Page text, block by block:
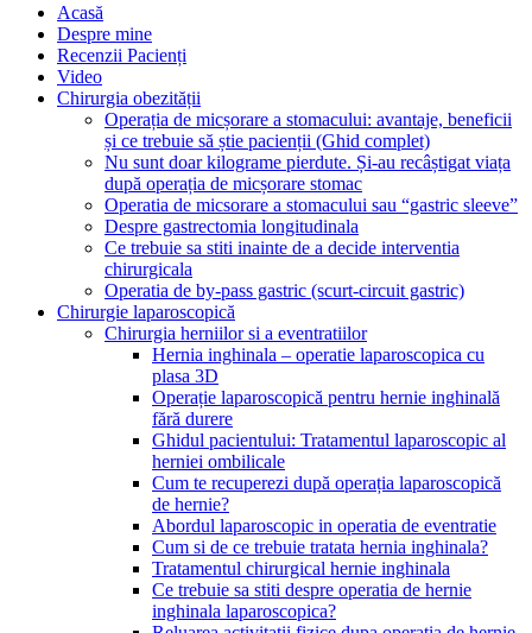
Acasă
Despre mine
Recenzii Pacienți
Video
Chirurgia obezității
Operația de micșorare a stomacului: avantaje, beneficii
și ce trebuie să știe pacienții (Ghid complet)
Nu sunt doar kilograme pierdute. Și-au recâștigat viața
după operația de micșorare stomac
Operatia de micsorare a stomacului sau “gastric sleeve”
Despre gastrectomia longitudinala
Ce trebuie sa stiti inainte de a decide interventia
chirurgicala
Operatia de by-pass gastric (scurt-circuit gastric)
Chirurgie laparoscopică
Chirurgia herniilor si a eventratiilor
Hernia inghinala – operatie laparoscopica cu
plasa 3D
Operație laparoscopică pentru hernie inghinală
fără durere
Ghidul pacientului: Tratamentul laparoscopic al
herniei ombilicale
Cum te recuperezi după operația laparoscopică
de hernie?
Abordul laparoscopic in operatia de eventratie
Cum si de ce trebuie tratata hernia inghinala?
Tratamentul chirurgical hernie inghinala
Ce trebuie sa stiti despre operatia de hernie
inghinala laparoscopica?